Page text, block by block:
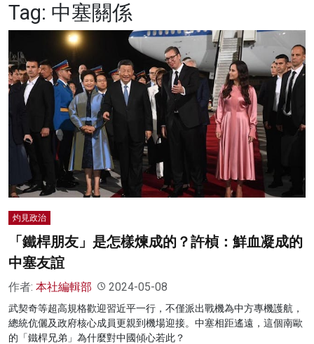
健康
商業
科技
名家榜
灼見活動
Tag: 中塞關係
灼見政治
「鐵桿朋友」是怎樣煉成的？許楨：鮮血凝成的
中塞友誼
作者: 本社編輯部 2024-05-08
武契奇等超高規格歡迎習近平一行，不僅派出戰機為中方專機護航，
總統伉儷及政府核心成員更親到機場迎接。中塞相距遙遠，這個南歐
的「鐵桿兄弟」為什麼對中國傾心若此？